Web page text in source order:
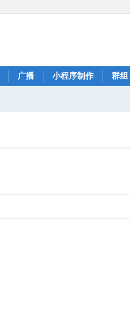
广播 小程序制作 群组